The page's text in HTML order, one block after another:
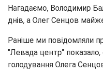
Нагадаємо, Володимир
днів, а Олег Сенцов
Раніше ми повідомляли
"Левада центр" показало,
голодування Олега